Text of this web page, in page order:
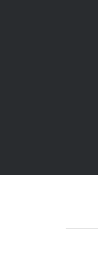
Жетысу